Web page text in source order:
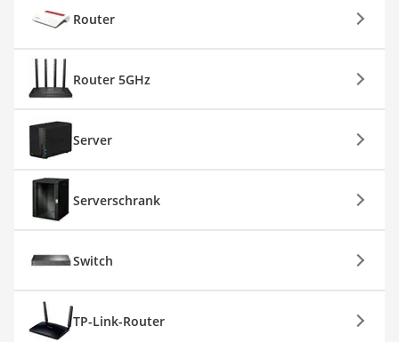
Router
Router 5GHz
Server
Serverschrank
Switch
TP-Link-Router